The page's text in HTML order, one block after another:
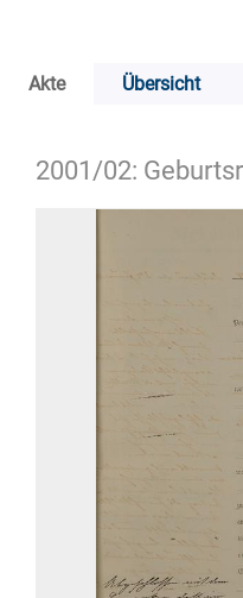
Akte Übersicht
2001/02: